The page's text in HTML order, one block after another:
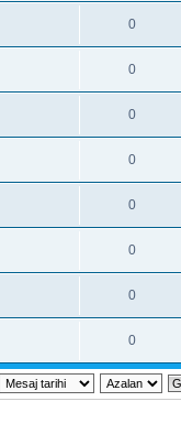
0
0
0
0
0
0
0
0